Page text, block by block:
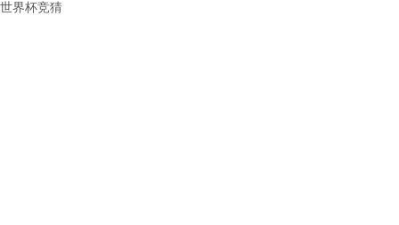
世界杯竞猜